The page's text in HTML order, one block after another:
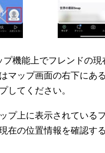
機能上でフレンドの現
マップ画面の右下にある
してください。
プ上に表示されている
在の位置情報を確認す